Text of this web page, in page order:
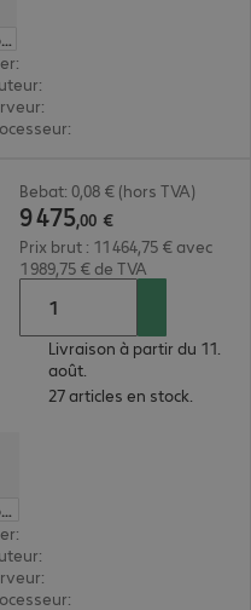
Europe
:
:
:
:
Europe
:
:
:
:
Bebat: 0,08 € (hors TVA)
9475,00 €
Prix brut : 11 464,75 € avec
1 989,75 € de TVA
Livraison à partir du 11.
août.
27 articles en stock.